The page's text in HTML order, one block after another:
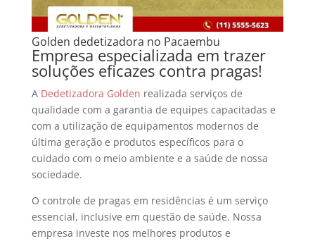
Golden dedetizadora no Pacaembu
Empresa especializada em trazer
soluções eficazes contra pragas!
A Dedetizadora Golden realizada serviços de
qualidade com a garantia de equipes capacitadas e
com a utilização de equipamentos modernos de
última geração e produtos específicos para o
cuidado com o meio ambiente e a saúde de nossa
sociedade.
O controle de pragas em residências é um serviço
essencial, inclusive em questão de saúde. Nossa
empresa investe nos melhores produtos e